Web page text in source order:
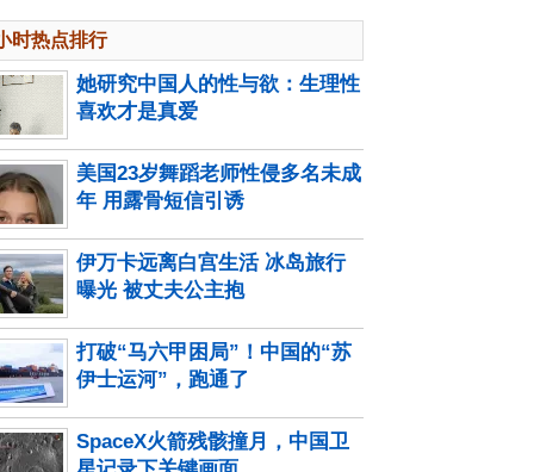
时热点排行
她研究中国人的性与欲：生理性
喜欢才是真爱
美国23岁舞蹈老师性侵多名未成
年 用露骨短信引诱
伊万卡远离白宫生活 冰岛旅行
曝光 被丈夫公主抱
打破“马六甲困局”！中国的“苏
伊士运河”，跑通了
SpaceX火箭残骸撞月，中国卫